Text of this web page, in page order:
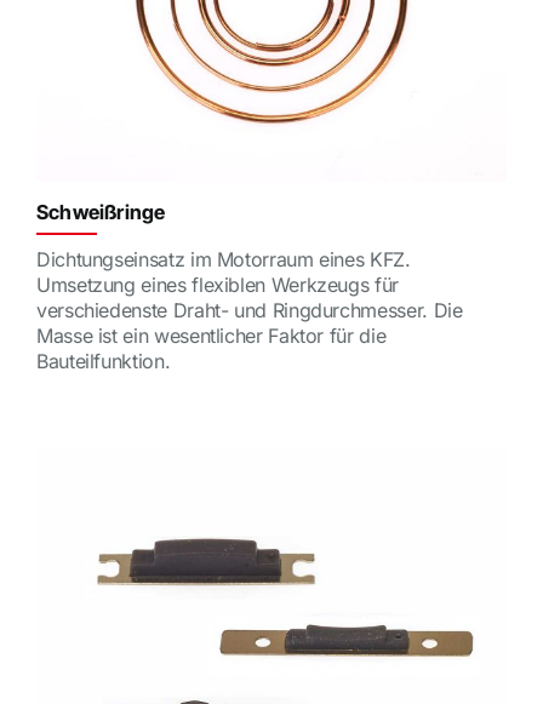
Schweißringe
Dichtungseinsatz im Motorraum eines KFZ.
Umsetzung eines flexiblen Werkzeugs für
verschiedenste Draht- und Ringdurchmesser. Die
Masse ist ein wesentlicher Faktor für die
Bauteilfunktion.